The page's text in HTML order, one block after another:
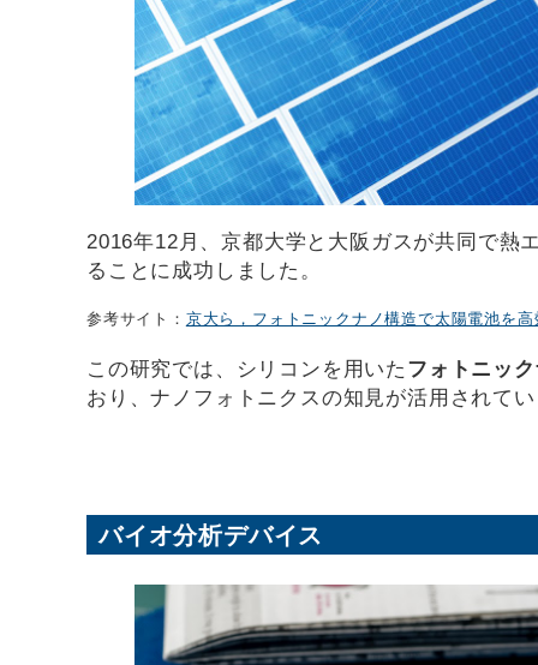
2016年12月、京都大学と大阪ガスが共同で熱
ることに成功しました。
参考サイト： 京大ら，フォトニックナノ構造で太陽電池を高
この研究では、シリコンを用いた フォトニッ
おり、ナノフォトニクスの知見が活用されて
バイオ分析デバイス